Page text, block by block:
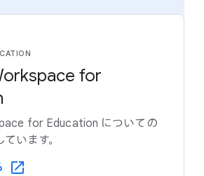
for
for Education に​ついての​
います。